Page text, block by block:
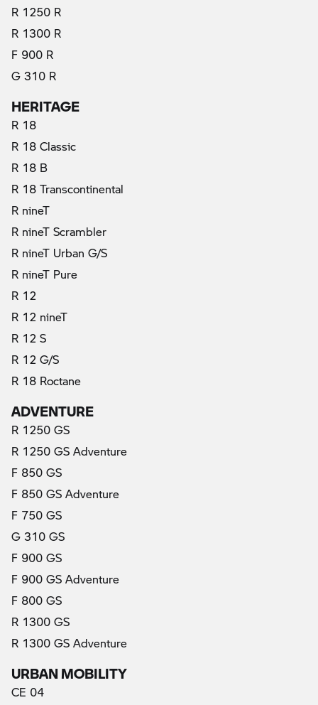
R 1250 R
R 1300 R
F 900 R
G 310 R
HERITAGE
R 18
R 18 Classic
R 18 B
R 18 Transcontinental
R nineT
R nineT Scrambler
R nineT Urban G/S
R nineT Pure
R 12
R 12 nineT
R 12 S
R 12 G/S
R 18 Roctane
ADVENTURE
R 1250 GS
R 1250 GS Adventure
F 850 GS
F 850 GS Adventure
F 750 GS
G 310 GS
F 900 GS
F 900 GS Adventure
F 800 GS
R 1300 GS
R 1300 GS Adventure
URBAN MOBILITY
CE 04